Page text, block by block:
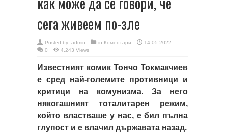
сега живеем по-зле
Posted by: admin in Коментари
14.05.2022
0
4,243 Views
Известният комик Тончо Токмакчиев
е сред най-големите противници и
критици на комунизма. За него
някогашният тоталитарен режим,
който властваше у нас, е бил пълна
глупост и е влачил държавата назад.